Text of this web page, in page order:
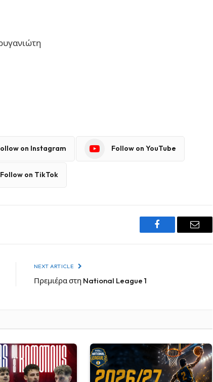
on Instagram Follow on YouTube
Follow on TikTok
Facebook Email
NEXT ARTICLE
Πρεμιέρα στη National League 1